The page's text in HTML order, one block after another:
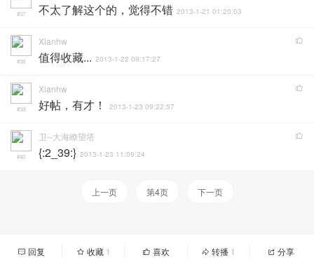
#37 不太了解这个的，觉得不错 2013-1-21 01:20:03
Xianhw
#38 值得收藏... 2013-1-22 09:17:27
Xianhw
#39 好帖，有才！ 2013-1-23 09:22:57
卫--大海瞭望塔
#40 {:2_39:} 2013-1-23 11:09:24
上一页 第4页 下一页
回复 收藏 1 喜欢 转播 1 分享